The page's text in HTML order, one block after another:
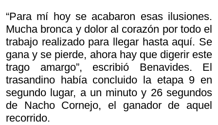
“Para mí hoy se acabaron esas ilusiones.
Mucha bronca y dolor al corazón por todo el
trabajo realizado para llegar hasta aquí. Se
gana y se pierde, ahora hay que digerir este
trago amargo”, escribió Benavides. El
trasandino había concluido la etapa 9 en
segundo lugar, a un minuto y 26 segundos
de Nacho Cornejo, el ganador de aquel
recorrido.